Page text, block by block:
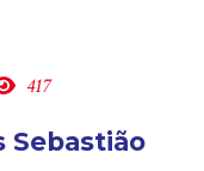
417
Sebastião